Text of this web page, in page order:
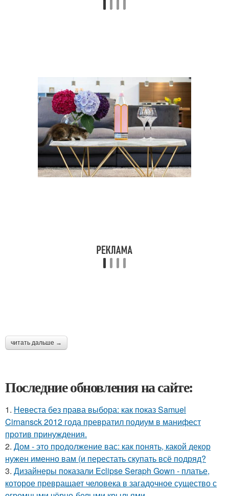
читать дальше →
Последние обновления на сайте:
1. Невеста без права выбора: как показ Samuel
Cirnansck 2012 года превратил подиум в манифест
против принуждения.
2. Дом - это продолжение вас: как понять, какой декор
нужен именно вам (и перестать скупать всё подряд?
3. Дизайнеры показали Eclipse Seraph Gown - платье,
которое превращает человека в загадочное существо с